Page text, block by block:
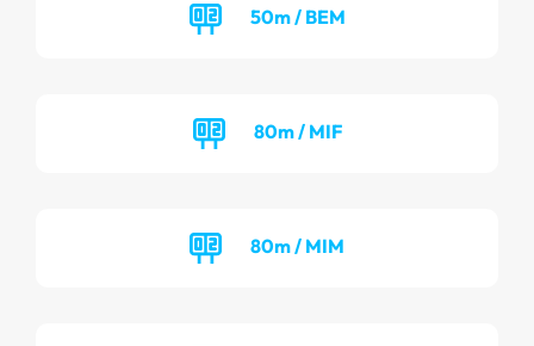
50m / BEM
80m / MIF
80m / MIM